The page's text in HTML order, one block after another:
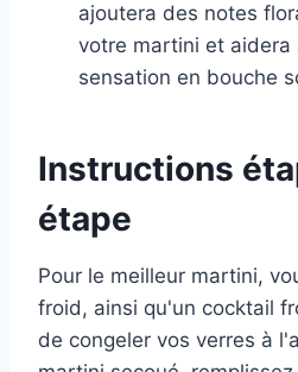
ajoutera des notes
votre martini et aidera
sensation en bouche
Instructions
étape
Pour le meilleur martini,
froid, ainsi qu'un cocktail
de congeler vos verres à